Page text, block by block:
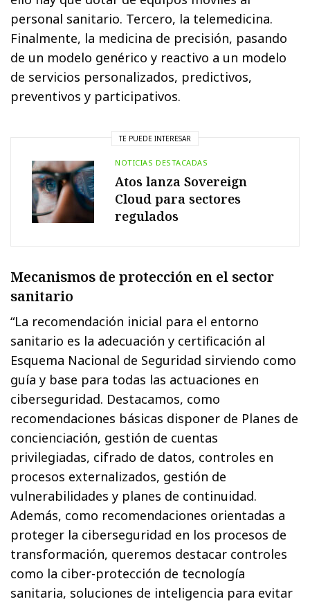
personal sanitario. Tercero, la telemedicina.
Finalmente, la medicina de precisión, pasando
de un modelo genérico y reactivo a un modelo
de servicios personalizados, predictivos,
preventivos y participativos.
TE PUEDE INTERESAR
NOTICIAS DESTACADAS
Atos lanza Sovereign
Cloud para sectores
regulados
Mecanismos de protección en el sector
sanitario
“La recomendación inicial para el entorno
sanitario es la adecuación y certificación al
Esquema Nacional de Seguridad sirviendo como
guía y base para todas las actuaciones en
ciberseguridad. Destacamos, como
recomendaciones básicas disponer de Planes de
concienciación, gestión de cuentas
privilegiadas, cifrado de datos, controles en
procesos externalizados, gestión de
vulnerabilidades y planes de continuidad.
Además, como recomendaciones orientadas a
proteger la ciberseguridad en los procesos de
transformación, queremos destacar controles
como la ciber-protección de tecnología
sanitaria, soluciones de inteligencia para evitar